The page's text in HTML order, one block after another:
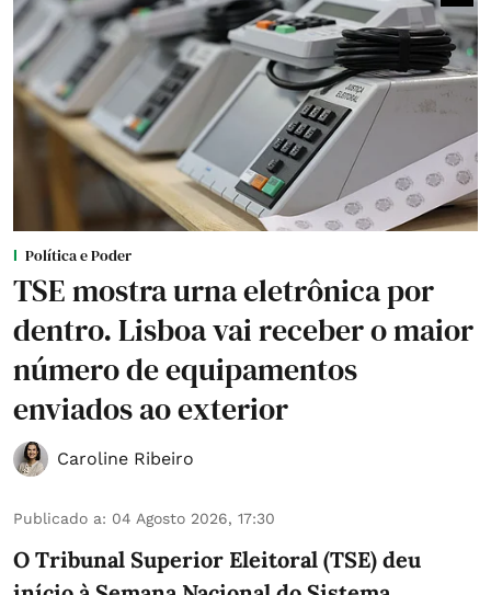
Política e Poder
TSE mostra urna eletrônica por
dentro. Lisboa vai receber o maior
número de equipamentos
enviados ao exterior
Caroline Ribeiro
Publicado a: 04 Agosto 2026, 17:30
O Tribunal Superior Eleitoral (TSE) deu